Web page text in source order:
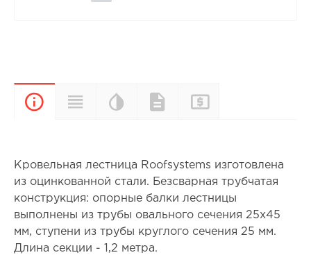
ОписаниеХарактеристики
Цветовая
палитра
Документы
Кровельная лестница Roofsystems изготовлена
из оцинкованной стали. Безсварная трубчатая
конструкция: опорные балки лестницы
выполнены из трубы овального сечения 25х45
мм, ступени из трубы круглого сечения 25 мм.
Длина секции - 1,2 метра.